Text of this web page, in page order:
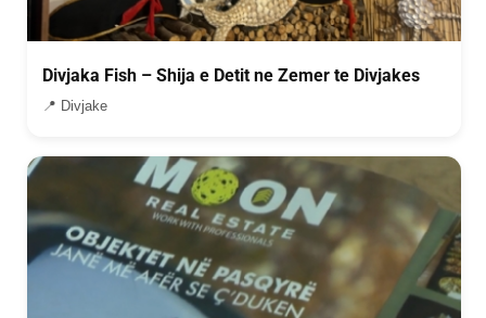
Divjaka Fish – Shija e Detit ne Zemer te Divjakes
📍 Divjake